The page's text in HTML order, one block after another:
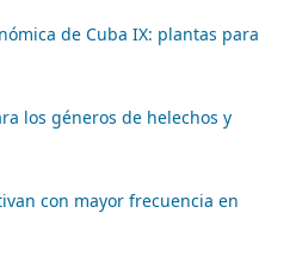
de Cuba IX: plantas para
los géneros de helechos y
con mayor frecuencia en